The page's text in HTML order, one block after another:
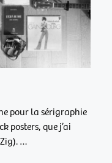
pour la sérigraphie
posters, que j’ai
…